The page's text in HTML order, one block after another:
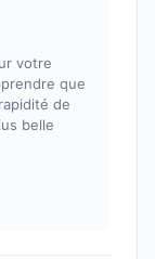
votre
que
de
belle